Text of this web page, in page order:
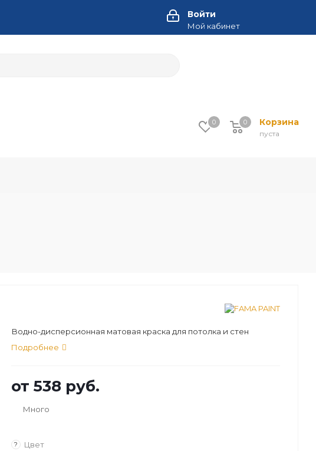
Войти
Мой кабинет
0 Корзина
пуста
0
Водно-дисперсионная матовая краска для потолка и стен
Подробнее
от 538 руб.
Много
? Цвет